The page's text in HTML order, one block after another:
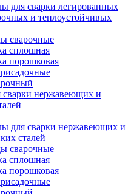
для сварки легированных
и теплоустойчивых
сварочные
сплошная
порошковая
сварки нержавеющих и
для сварки нержавеющих и
сталей
сварочные
сплошная
порошковая